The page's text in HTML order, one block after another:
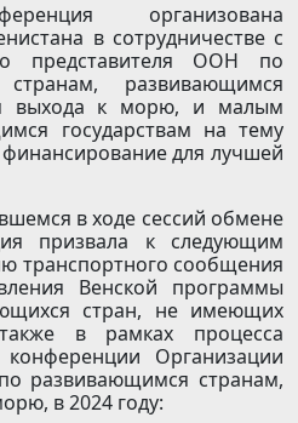
организована
в сотрудничестве с
представителя ООН по
развивающимся
выхода к морю, и малым
государствам на тему
для лучшей
в ходе сессий обмене
призвала к следующим
транспортного сообщения
Венской программы
стран, не имеющих
в рамках процесса
Организации
развивающимся странам,
в 2024 году: